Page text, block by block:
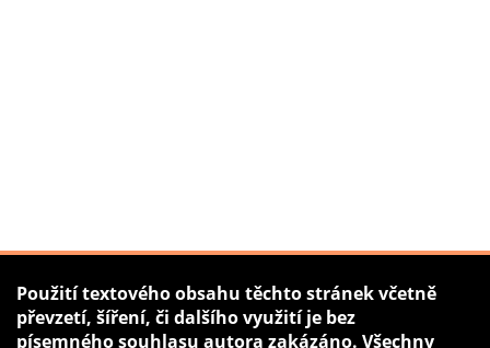
Použití textového obsahu těchto stránek včetně
převzetí, šíření, či dalšího využití je bez
písemného souhlasu autora zakázáno. Všechny